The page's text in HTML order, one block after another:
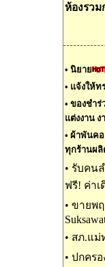
ห้องรวม
• นิยาย
• แจ้งให้ท
• ของชำร่
แต่งงาน
• ผ้าพันคอ
ทุกร้านผลิ
• รับคน
ฟรี! ค่าเ
• ขายพฤ
• สภ.แม่
• ปกครอ